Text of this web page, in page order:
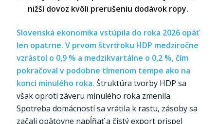
nižší dovoz kvôli prerušeniu dodávok ropy.
Slovenská ekonomika vstúpila do roka 2026 opäť
len opatrne. V prvom štvrťroku HDP medziročne
vzrástol o 0,9 % a medzikvartálne o 0,2 %, čím
pokračoval v podobne tlmenom tempe ako na
konci minulého roka. Štruktúra tvorby HDP sa
však oproti záveru minulého roka zmenila.
Spotreba domácností sa vrátila k rastu, zásoby sa
začali opätovne napĺňať a čistý export prispel